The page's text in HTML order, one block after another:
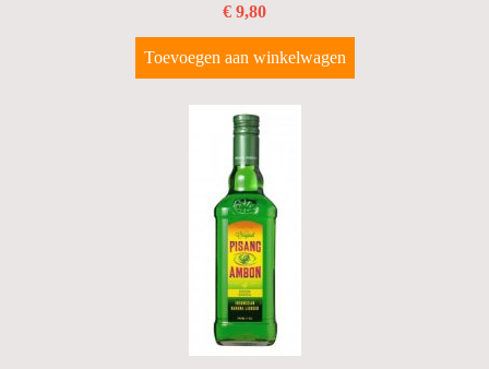
€ 9,80
Toevoegen aan winkelwagen